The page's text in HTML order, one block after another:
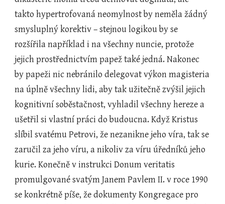
takto hypertrofovaná neomylnost by neměla žádný
smysluplný korektiv – stejnou logikou by se
rozšířila například i na všechny nuncie, protože
jejich prostřednictvím papež také jedná. Nakonec
by papeži nic nebránilo delegovat výkon magisteria
na úplně všechny lidi, aby tak užitečně zvýšil jejich
kognitivní soběstačnost, vyhladil všechny hereze a
ušetřil si vlastní práci do budoucna. Když Kristus
slíbil svatému Petrovi, že nezanikne jeho víra, tak se
zaručil za jeho víru, a nikoliv za víru úředníků jeho
kurie. Konečně v instrukci Donum veritatis
promulgované svatým Janem Pavlem II. v roce 1990
se konkrétně píše, že dokumenty Kongregace pro